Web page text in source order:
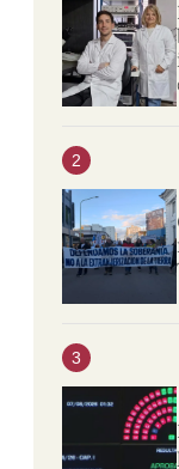
2
3